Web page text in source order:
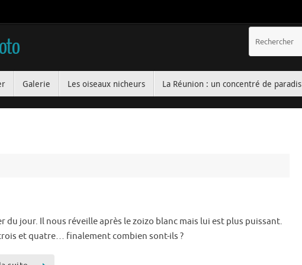
Galerie Les oiseaux nicheurs La Réunion : un concentré de paradis
du jour. Il nous réveille après le zoizo blanc mais lui est plus puissant.
et quatre… finalement combien sont-ils ?